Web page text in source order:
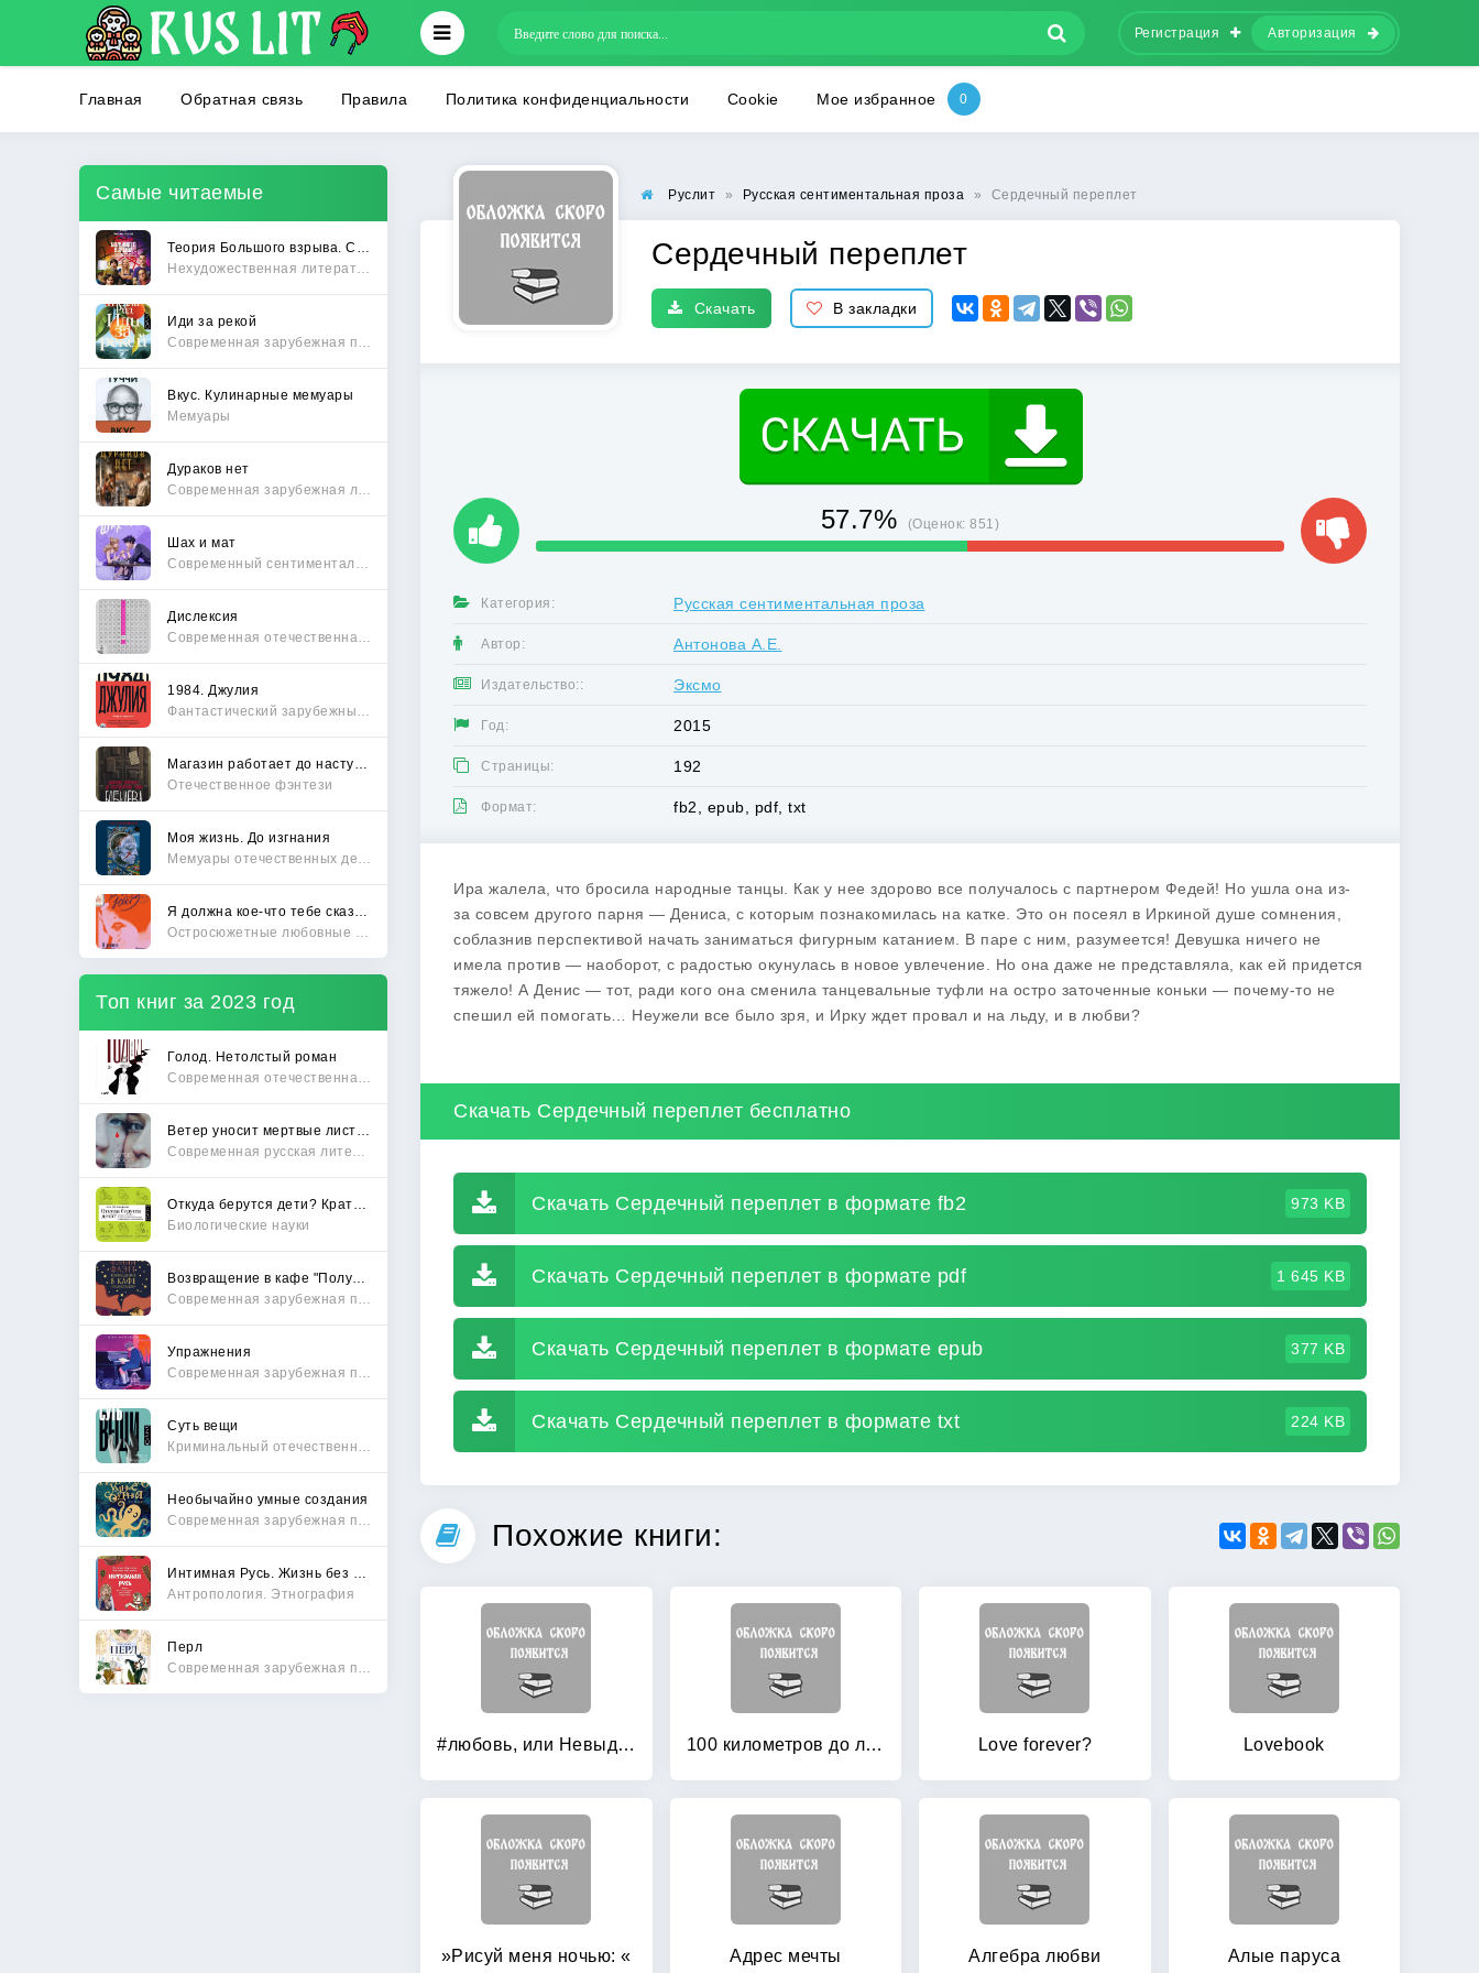
Регистрация Авторизация
Главная Обратная связь Правила Политика конфиденциальности Cookie Мое избранное
Самые читаемые
Иди за рекой
Вкус. Кулинарные мемуары
Мемуары
Дураков нет
Шах и мат
Дислексия
1984. Джулия
Отечественное фэнтези
Моя жизнь. До изгнания
Топ книг за 2023 год
Голод. Нетолстый роман
Биологические науки
Упражнения
Суть вещи
Необычайно умные создания
Антропология. Этнография
Перл
Руслит » Русская сентиментальная проза » Сердечный переплет
Сердечный переплет
Скачать В закладки
57.7% (Оценок:851)
Категория: Русская сентиментальная проза
Автор: Антонова А.Е.
Издательство:: Эксмо
Год: 2015
Страницы: 192
Формат: fb2, epub, pdf, txt
Ира жалела, что бросила народные танцы. Как у нее здорово все получалось с партнером Федей! Но ушла она из-
за совсем другого парня — Дениса, с которым познакомилась на катке. Это он посеял в Иркиной душе сомнения,
соблазнив перспективой начать заниматься фигурным катанием. В паре с ним, разумеется! Девушка ничего не
имела против — наоборот, с радостью окунулась в новое увлечение. Но она даже не представляла, как ей придется
тяжело! А Денис — тот, ради кого она сменила танцевальные туфли на остро заточенные коньки — почему-то не
спешил ей помогать… Неужели все было зря, и Ирку ждет провал и на льду, и в любви?
Скачать Сердечный переплет бесплатно
Скачать Сердечный переплет в формате fb2 973 KB
Скачать Сердечный переплет в формате pdf 1 645 KB
Скачать Сердечный переплет в формате epub 377 KB
Скачать Сердечный переплет в формате txt 224 KB
Похожие книги:
#любовь, или Невыдуманная история 100 километров до любви Love forever? Lovebook
»Рисуй меня ночью: « Адрес мечты Алгебра любви Алые паруса